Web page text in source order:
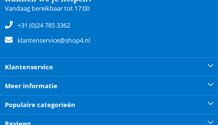
Vandaag bereikbaar tot 17:00
+31 (0)24 785 3362
klantenservice@shop4.nl
Klantenservice
Meer informatie
Populaire categorieën